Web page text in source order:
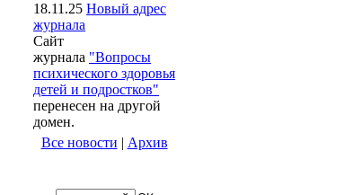
18.11.25 Новый адрес
журнала
Сайт
журнала "Вопросы
психического здоровья
детей и подростков"
перенесен на другой
домен.
Все новости | Архив